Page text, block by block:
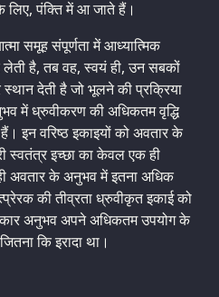
पंक्ति में आ जाते हैं।
समूह संपूर्णता में आध्यात्मिक
लेती है, तब वह, स्वयं ही, उन सबकों
देती है जो भूलने की प्रक्रिया
में ध्रुवीकरण की अधिकतम वृद्धि
इन वरिष्ठ इकाइयों को अवतार के
स्वतंत्र इच्छा का केवल एक ही
अवतार के अनुभव में इतना अधिक
की तीव्रता ध्रुवीकृत इकाई को
अनुभव अपने अधिकतम उपयोग के
कि इरादा था।